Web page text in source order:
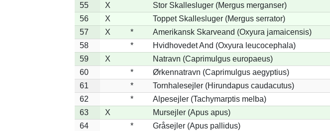
55
X
Stor Skallesluger (Mergus merganser)
56
X
Toppet Skallesluger (Mergus serrator)
57
X *
Amerikansk Skarveand (Oxyura jamaicensis)
58
*
Hvidhovedet And (Oxyura leucocephala)
59
X
Natravn (Caprimulgus europaeus)
60
*
Ørkennatravn (Caprimulgus aegyptius)
61
*
Tornhalesejler (Hirundapus caudacutus)
62
*
Alpesejler (Tachymarptis melba)
63
X
Mursejler (Apus apus)
64
*
Gråsejler (Apus pallidus)